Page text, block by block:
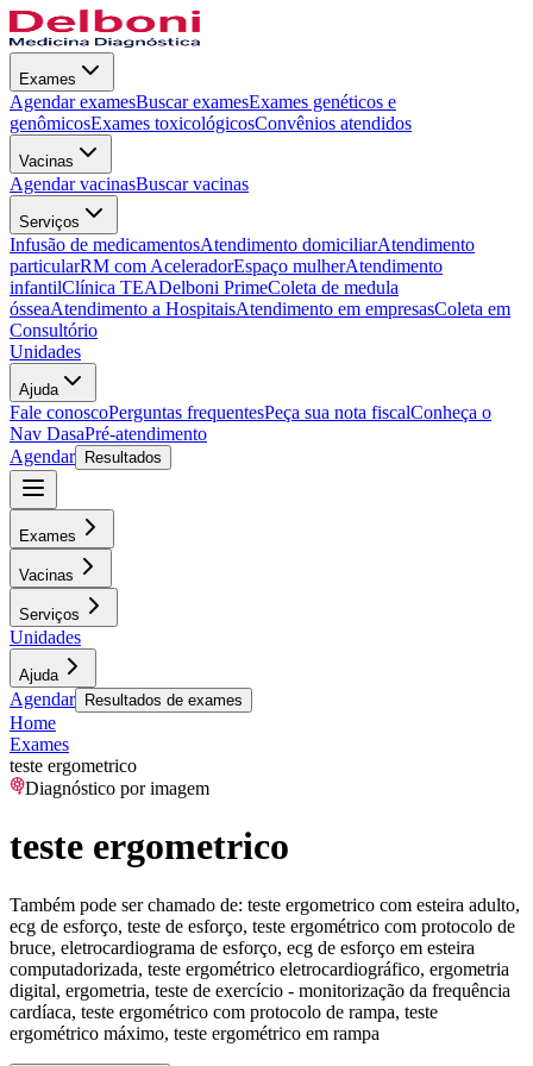
Exames
Agendar examesBuscar examesExames genéticos e
genômicosExames toxicológicosConvênios atendidos
Vacinas
Agendar vacinasBuscar vacinas
Serviços
Infusão de medicamentosAtendimento domiciliarAtendimento
particularRM com AceleradorEspaço mulherAtendimento
infantilClínica TEADelboni PrimeColeta de medula
ósseaAtendimento a HospitaisAtendimento em empresasColeta em
Consultório
Unidades
Ajuda
Fale conoscoPerguntas frequentesPeça sua nota fiscalConheça o
Nav DasaPré-atendimento
Agendar
Resultados
Exames
Vacinas
Serviços
Unidades
Ajuda
Agendar Resultados de exames
Home
Exames
teste ergometrico
Diagnóstico por imagem
teste ergometrico
Também pode ser chamado de: teste ergometrico com esteira adulto,
ecg de esforço, teste de esforço, teste ergométrico com protocolo de
bruce, eletrocardiograma de esforço, ecg de esforço em esteira
computadorizada, teste ergométrico eletrocardiográfico, ergometria
digital, ergometria, teste de exercício - monitorização da frequência
cardíaca, teste ergométrico com protocolo de rampa, teste
ergométrico máximo, teste ergométrico em rampa